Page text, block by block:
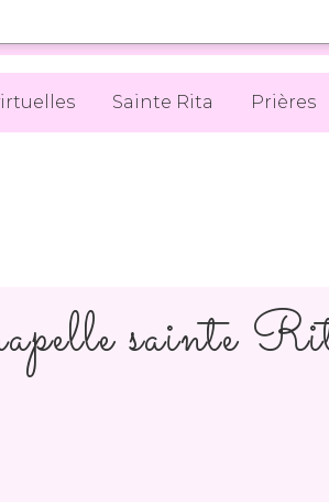
Sainte Rita Prières
sainte